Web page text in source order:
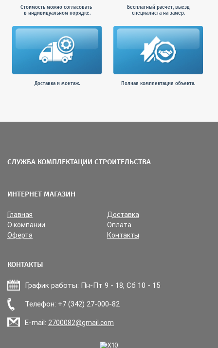
Прикрепить файл
Стоимость можно согласовать
в индивидуальном порядке.
Бесплатный расчет, выезд
специалиста на замер.
Доставка и монтаж. Полная комплектация объекта.
СЛУЖБА КОМПЛЕКТАЦИИ СТРОИТЕЛЬСТВА
ИНТЕРНЕТ МАГАЗИН
Главная
Доставка
О компании
Оплата
Оферта
Контакты
КОНТАКТЫ
График работы: Пн-Пт 9 - 18, Сб 10 - 15
Телефон: +7 (342) 27-000-82
E-mail: 2700082@gmail.com